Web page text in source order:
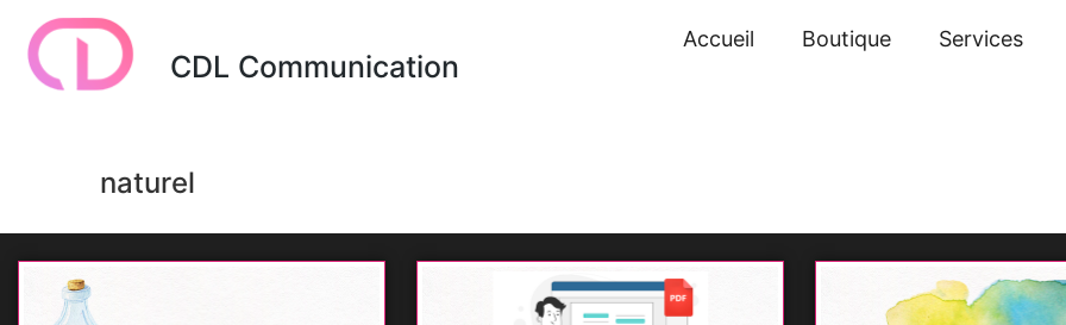
CDL Communication
Accueil Boutique Services
naturel